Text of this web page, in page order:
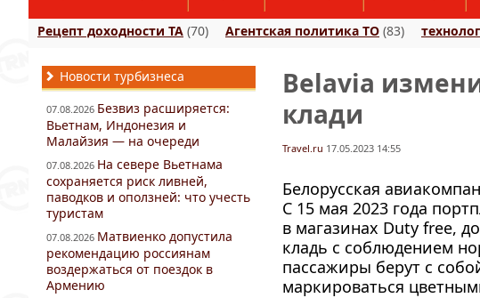
Рецепт доходности ТА (70) Агентская политика ТО (83)
Belavia
клади
Travel.ru 17.05.2023 14:55
Белорусская
С 15 мая 2023 года
в магазинах Duty free,
кладь с соблюдением
пассажиры берут с
маркироваться
Новости турбизнеса
07.08.2026 Безвиз расширяется:
Вьетнам, Индонезия и
Малайзия — на очереди
07.08.2026 На севере Вьетнама
сохраняется риск ливней,
паводков и оползней: что учесть
туристам
07.08.2026 Матвиенко допустила
рекомендацию россиянам
воздержаться от поездок в
Армению